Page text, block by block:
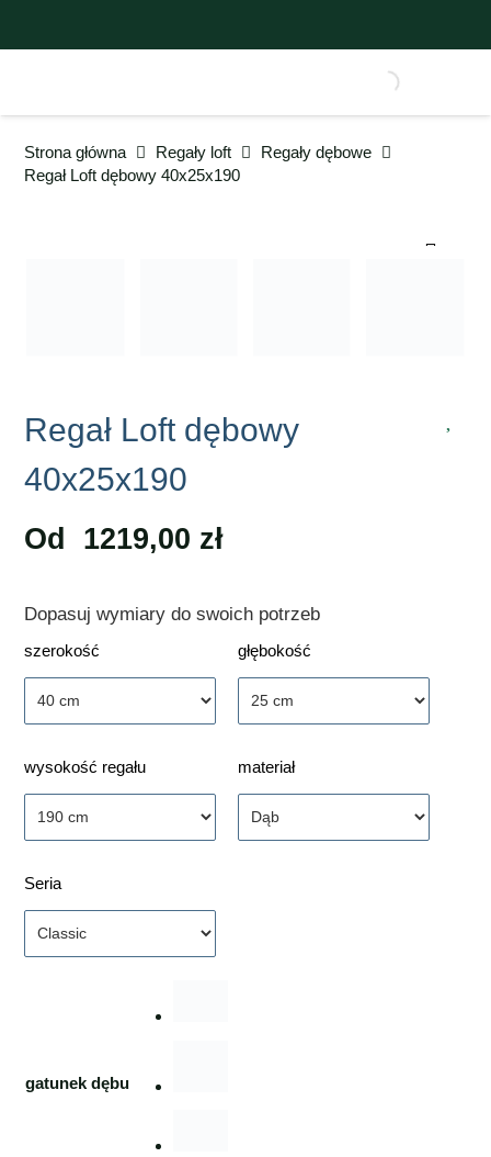
Strona główna Regały loft
Regały dębowe
Regał Loft dębowy 40x25x190
Regał Loft dębowy
40x25x190
Od 1219,00 zł
Dopasuj wymiary do swoich potrzeb
szerokość głębokość
wysokość regału materiał
Seria
gatunek dębu